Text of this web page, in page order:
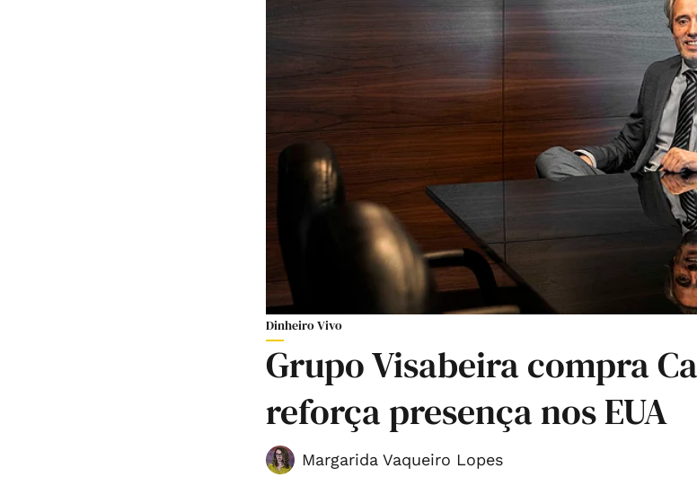
Dinheiro Vivo
Grupo Visabeira compra
reforça presença nos EUA
Margarida Vaqueiro Lopes